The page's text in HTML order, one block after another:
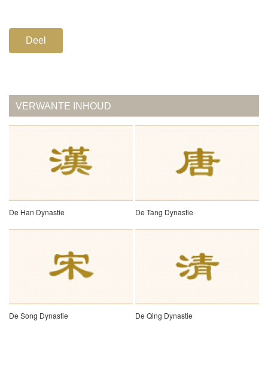
Deel
VERWANTE INHOUD
De Han Dynastie De Tang Dynastie
De Song Dynastie De Qing Dynastie